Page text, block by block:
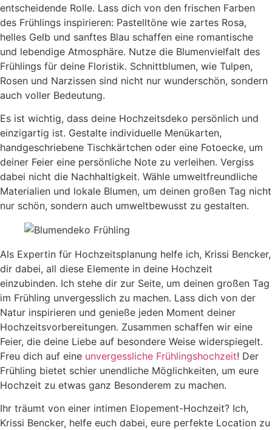
entscheidende Rolle. Lass dich von den frischen Farben
des Frühlings inspirieren: Pastelltöne wie zartes Rosa,
helles Gelb und sanftes Blau schaffen eine romantische
und lebendige Atmosphäre. Nutze die Blumenvielfalt des
Frühlings für deine Floristik. Schnittblumen, wie Tulpen,
Rosen und Narzissen sind nicht nur wunderschön, sondern
auch voller Bedeutung.
Es ist wichtig, dass deine Hochzeitsdeko persönlich und
einzigartig ist. Gestalte individuelle Menükarten,
handgeschriebene Tischkärtchen oder eine Fotoecke, um
deiner Feier eine persönliche Note zu verleihen. Vergiss
dabei nicht die Nachhaltigkeit. Wähle umweltfreundliche
Materialien und lokale Blumen, um deinen großen Tag nicht
nur schön, sondern auch umweltbewusst zu gestalten.
Als Expertin für Hochzeitsplanung helfe ich, Krissi Bencker,
dir dabei, all diese Elemente in deine Hochzeit
einzubinden. Ich stehe dir zur Seite, um deinen großen Tag
im Frühling unvergesslich zu machen. Lass dich von der
Natur inspirieren und genieße jeden Moment deiner
Hochzeitsvorbereitungen. Zusammen schaffen wir eine
Feier, die deine Liebe auf besondere Weise widerspiegelt.
Freu dich auf eine unvergessliche Frühlingshochzeit! Der
Frühling bietet schier unendliche Möglichkeiten, um eure
Hochzeit zu etwas ganz Besonderem zu machen.
Ihr träumt von einer intimen Elopement-Hochzeit? Ich,
Krissi Bencker, helfe euch dabei, eure perfekte Location zu